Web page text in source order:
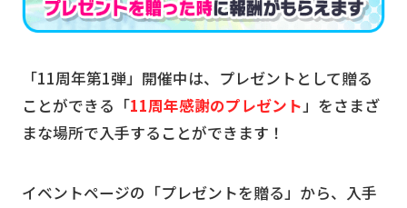
「11周年第1弾」開催中は、プレゼントとして贈る
ことができる「11周年感謝のプレゼント」をさまざ
まな場所で入手することができます！
イベントページの「プレゼントを贈る」から、入手